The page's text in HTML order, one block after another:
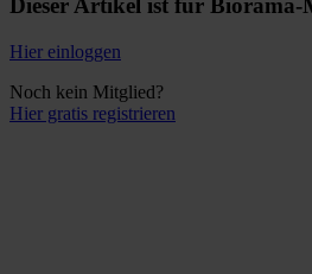
Dieser Artikel ist für
Hier einloggen
Noch kein Mitglied?
Hier gratis registrieren